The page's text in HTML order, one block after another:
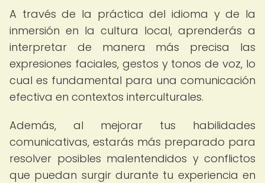
A través de la práctica del idioma y de la
inmersión en la cultura local, aprenderás a
interpretar de manera más precisa las
expresiones faciales, gestos y tonos de voz, lo
cual es fundamental para una comunicación
efectiva en contextos interculturales.
Además, al mejorar tus habilidades
comunicativas, estarás más preparado para
resolver posibles malentendidos y conflictos
que puedan surgir durante tu experiencia en